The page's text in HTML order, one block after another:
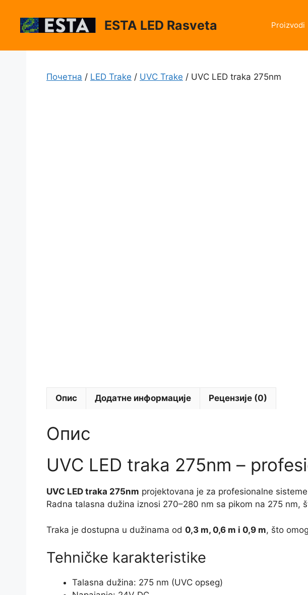
content
ESTA LED Rasveta Proizvodi
Почетна / LED Trake / UVC Trake / UVC LED traka 275nm
Опис Додатне информације Рецензије (0)
Опис
UVC LED traka 275nm –
UVC LED traka 275nm projektovana je za profesionalne
Radna talasna dužina iznosi 270–280 nm sa pikom na 275 nm,
Traka je dostupna u dužinama od 0,3 m, 0,6 m i 0,9 m, što
Tehničke karakteristike
Talasna dužina: 275 nm (UVC opseg)